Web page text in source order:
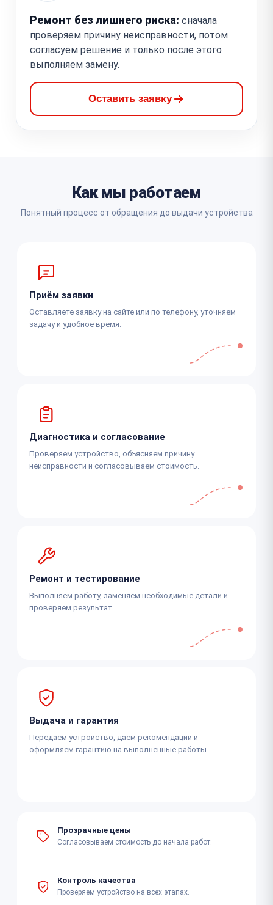
Ремонт без лишнего риска: сначала
проверяем причину неисправности, потом
согласуем решение и только после этого
выполняем замену.
Оставить заявку
Как мы работаем
Понятный процесс от обращения до выдачи устройства
Приём заявки
Оставляете заявку на сайте или по телефону, уточняем
задачу и удобное время.
Диагностика и согласование
Проверяем устройство, объясняем причину
неисправности и согласовываем стоимость.
Ремонт и тестирование
Выполняем работу, заменяем необходимые детали и
проверяем результат.
Выдача и гарантия
Передаём устройство, даём рекомендации и
оформляем гарантию на выполненные работы.
Прозрачные цены
Согласовываем стоимость до начала работ.
Контроль качества
Проверяем устройство на всех этапах.